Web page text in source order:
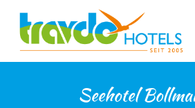
springen
Seehotel